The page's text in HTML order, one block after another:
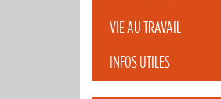
VIE AU TRAVAIL
INFOS UTILES